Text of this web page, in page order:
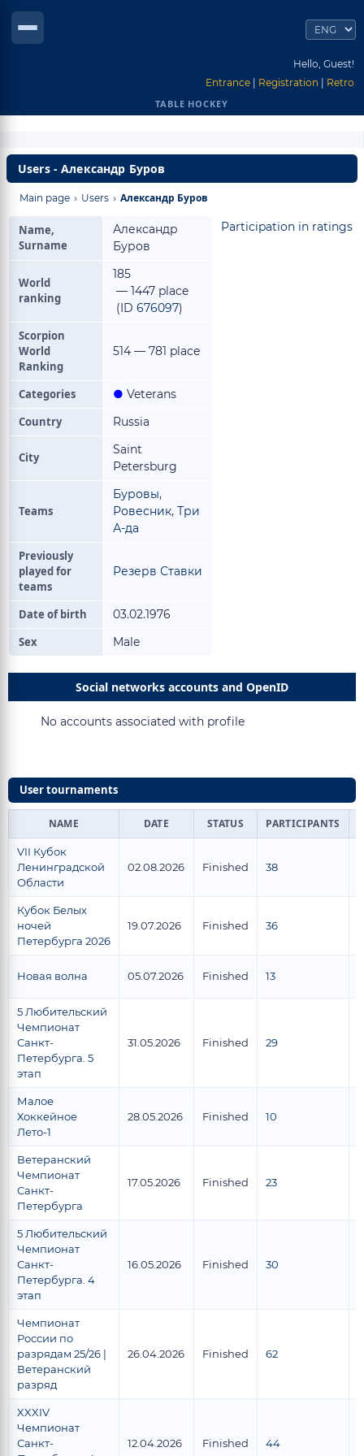
Hello, Guest!
Entrance
Registration
Retro
TABLE HOCKEY
Users - Александр Буров
Main page › Users › Александр Буров
Participation in ratings
Name,
Surname
Александр
Буров
World
ranking
185
— 1447 place
(ID 676097)
Scorpion
World
Ranking
514 — 781 place
Categories ● Veterans
Country
Russia
City
Saint
Petersburg
Teams
Буровы,
Ровесник, Три
А-да
Previously
played for
teams
Резерв Ставки
Date of birth
03.02.1976
Sex
Male
Social networks accounts and OpenID
No accounts associated with profile
User tournaments
NAME DATE STATUS PARTICIPANTS
VII Кубок
Ленинградской
Области
02.08.2026 Finished 38
Кубок Белых
ночей
Петербурга 2026
19.07.2026 Finished 36
Новая волна 05.07.2026 Finished 13
5 Любительский
Чемпионат
Санкт-
Петербурга. 5
этап
31.05.2026 Finished 29
Малое
Хоккейное
Лето-1
28.05.2026 Finished 10
Ветеранский
Чемпионат
Санкт-
Петербурга
17.05.2026 Finished 23
5 Любительский
Чемпионат
Санкт-
Петербурга. 4
этап
16.05.2026 Finished 30
Чемпионат
России по
разрядам 25/26 |
Ветеранский
разряд
26.04.2026 Finished 62
XXXIV
Чемпионат
Санкт-
12.04.2026 Finished 44